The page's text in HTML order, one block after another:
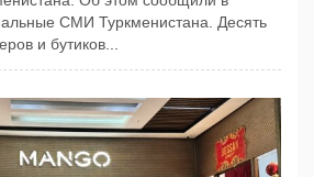
СМИ Туркменистана. Десять
и бутиков...